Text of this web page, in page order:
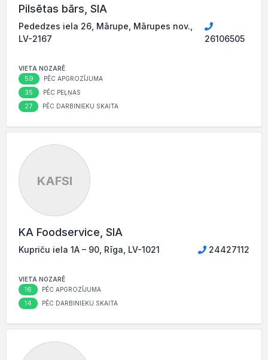
Pilsētas bārs, SIA
Pededzes iela 26, Mārupe, Mārupes nov.,
LV-2167
26106505
VIETA NOZARĒ
59 PĒC APGROZĪJUMA
35 PĒC PEĻŅAS
27 PĒC DARBINIEKU SKAITA
KAFSI
KA Foodservice, SIA
Kupriču iela 1A – 90, Rīga, LV-1021 24427112
VIETA NOZARĒ
16 PĒC APGROZĪJUMA
14 PĒC DARBINIEKU SKAITA